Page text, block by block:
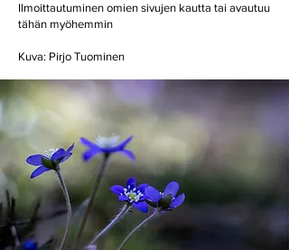
Ilmoittautuminen omien sivujen kautta tai avautuu
tähän myöhemmin
Kuva: Pirjo Tuominen